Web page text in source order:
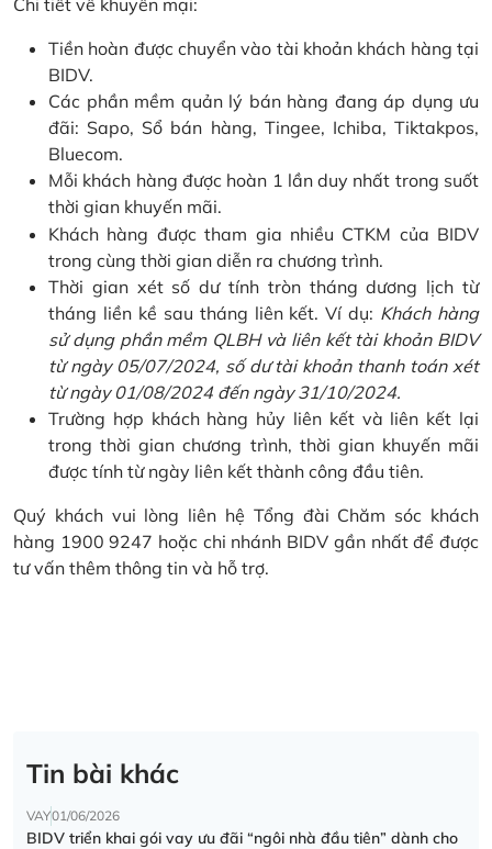
Chi tiết về khuyến mại:
Tiền hoàn được chuyển vào tài khoản khách hàng tại
BIDV.
Các phần mềm quản lý bán hàng đang áp dụng ưu
đãi: Sapo, Sổ bán hàng, Tingee, Ichiba, Tiktakpos,
Bluecom.
Mỗi khách hàng được hoàn 1 lần duy nhất trong suốt
thời gian khuyến mãi.
Khách hàng được tham gia nhiều CTKM của BIDV
trong cùng thời gian diễn ra chương trình.
Thời gian xét số dư tính tròn tháng dương lịch từ
tháng liền kề sau tháng liên kết. Ví dụ: Khách hàng
sử dụng phần mềm QLBH và liên kết tài khoản BIDV
từ ngày 05/07/2024, số dư tài khoản thanh toán xét
từ ngày 01/08/2024 đến ngày 31/10/2024.
Trường hợp khách hàng hủy liên kết và liên kết lại
trong thời gian chương trình, thời gian khuyến mãi
được tính từ ngày liên kết thành công đầu tiên.
Quý khách vui lòng liên hệ Tổng đài Chăm sóc khách
hàng 1900 9247 hoặc chi nhánh BIDV gần nhất để được
tư vấn thêm thông tin và hỗ trợ.
Tin bài khác
VAY01/06/2026
BIDV triển khai gói vay ưu đãi “ngôi nhà đầu tiên” dành cho